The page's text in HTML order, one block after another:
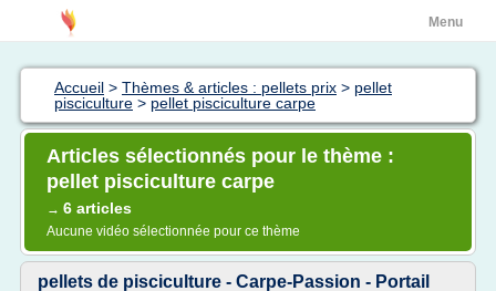
Menu
Accueil > Thèmes & articles : pellets prix > pellet
pisciculture > pellet pisciculture carpe
Articles sélectionnés pour le thème :
pellet pisciculture carpe
→ 6 articles
Aucune vidéo sélectionnée pour ce thème
pellets de pisciculture - Carpe-Passion - Portail